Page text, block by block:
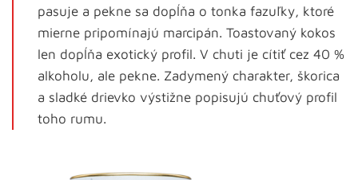
pasuje a pekne sa dopĺňa o tonka fazuľky, ktoré
mierne pripomínajú marcipán. Toastovaný kokos
len dopĺňa exotický profil. V chuti je cítiť cez 40 %
alkoholu, ale pekne. Zadymený charakter, škorica
a sladké drievko výstižne popisujú chuťový profil
toho rumu.